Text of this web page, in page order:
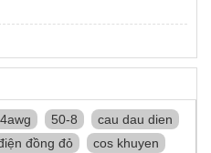
50-8
cau dau dien
đồng đỏ
cos khuyen